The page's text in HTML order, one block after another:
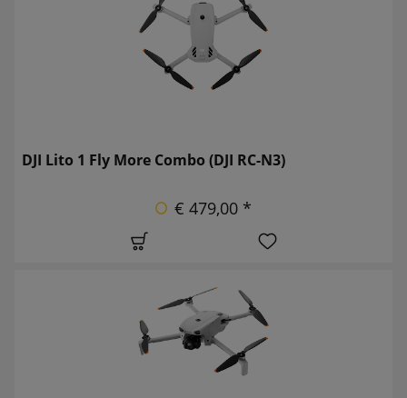
DJI Lito 1 Fly More Combo (DJI RC-N3)
€ 479,00 *